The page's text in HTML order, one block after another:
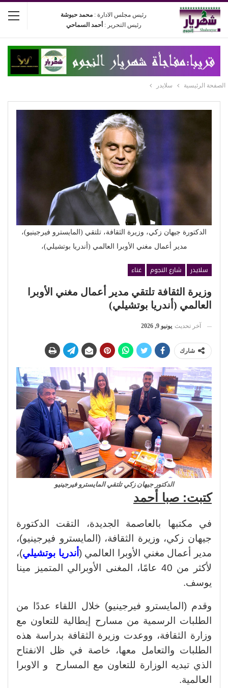
رئيس مجلس الادارة : محمد حبوشة
رئيس التحرير : أحمد السماحي
الصفحة الرئيسية سلايدر
الدكتورة جيهان زكي، وزيرة الثقافة، تلتقي (المايسترو فيرجينيو)،
مدير أعمال مغني الأوبرا العالمي (أندريا بوتشيلي)،
سلايدر شارع النجوم
غناء
وزيرة الثقافة تلتقي مدير أعمال مغني الأوبرا
العالمي (أندريا بوتشيلي)
آخر تحديث يونيو 9, 2026
شارك
الدكتور جيهان زكي تلتقي المايسترو فيرجينيو
كتبت: صبا أحمد
في مكتبها بالعاصمة الجديدة، التقت الدكتورة
جيهان زكي، وزيرة الثقافة، (المايسترو فيرجينيو)،
مدير أعمال مغني الأوبرا العالمي ( أندريا بوتشيلي)،
لأكثر من 40 عامًا، المغنى الأوبرالي المتميز مينا
يوسف.
وقدم (المايسترو فيرجينيو) خلال اللقاء عددًا من
الطلبات الرسمية من مسارح إيطالية للتعاون مع
وزارة الثقافة، ووعدت وزيرة الثقافة بدراسة هذه
الطلبات والتعامل معها، خاصة في ظل الانفتاح
الذي تبديه الوزارة للتعاون مع المسارح و الاوبرا
العالمية.